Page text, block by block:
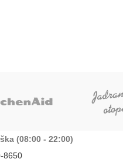
(08:00 - 22:00)
8650